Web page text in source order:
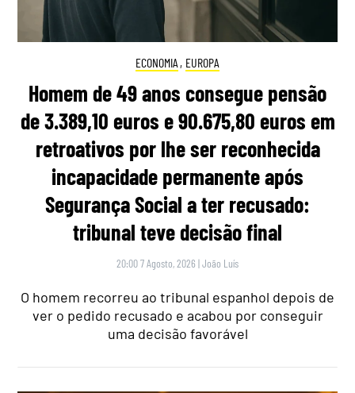
ECONOMIA , EUROPA
Homem de 49 anos consegue pensão
de 3.389,10 euros e 90.675,80 euros em
retroativos por lhe ser reconhecida
incapacidade permanente após
Segurança Social a ter recusado:
tribunal teve decisão final
20:00 7 Agosto, 2026 |João Luís
O homem recorreu ao tribunal espanhol depois de
ver o pedido recusado e acabou por conseguir
uma decisão favorável